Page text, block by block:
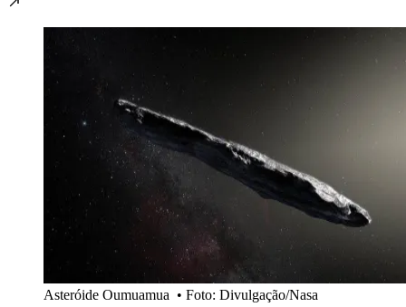
Asteróide Oumuamua • Foto: Divulgação/Nasa